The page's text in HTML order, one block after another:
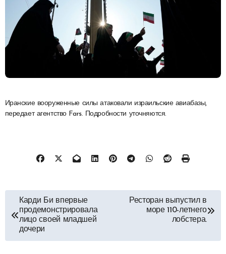
Иранские вооруженные силы атаковали израильские авиабазы,
передает агентство Fars. Подробности уточняются.
Навигация
по
записям
Карди Би впервые
продемонстрировала
лицо своей младшей
дочери
Ресторан выпустил в
море 110-летнего
лобстера.